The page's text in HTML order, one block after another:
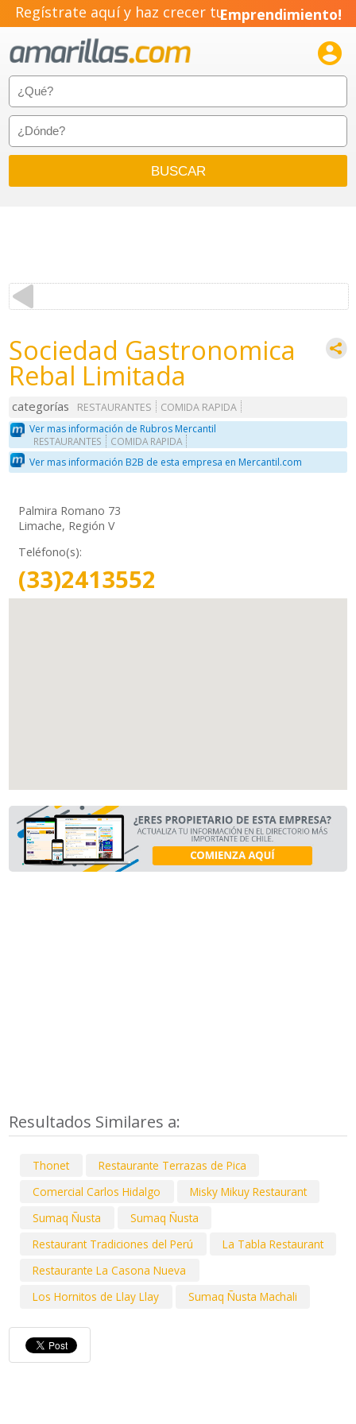
Regístrate aquí y haz crecer tuEmprendimiento!

Sociedad Gastronomica
Rebal Limitada
categorías RESTAURANTES
COMIDA RAPIDA
Ver mas información de Rubros Mercantil
RESTAURANTES COMIDA RAPIDA
Ver mas información B2B de esta empresa en Mercantil.com
Palmira Romano 73
Limache, Región V
Teléfono(s):
(33)2413552
Resultados Similares a:
Thonet
Restaurante Terrazas de Pica
Comercial Carlos Hidalgo
Misky Mikuy Restaurant
Sumaq Ñusta
Sumaq Ñusta
Restaurant Tradiciones del Perú
La Tabla Restaurant
Restaurante La Casona Nueva
Los Hornitos de Llay Llay
Sumaq Ñusta Machali